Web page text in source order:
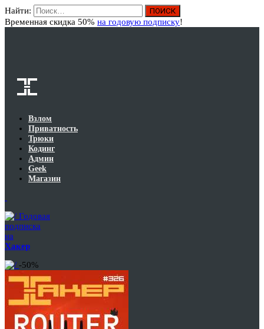
Найти:
Временная скидка 50% на годовую подписку!
Взлом
Приватность
Трюки
Кодинг
Админ
Geek
Магазин
Годовая
подписка
на
Хакер
-50%